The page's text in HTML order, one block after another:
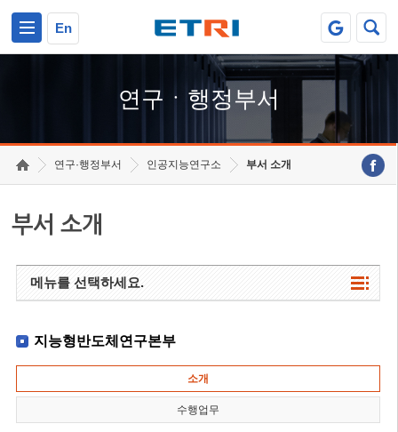
En
연구ㆍ행정부서
연구·행정부서 인공지능연구소 부서 소개
부서 소개
메뉴를 선택하세요.
지능형반도체연구본부
소개
수행업무